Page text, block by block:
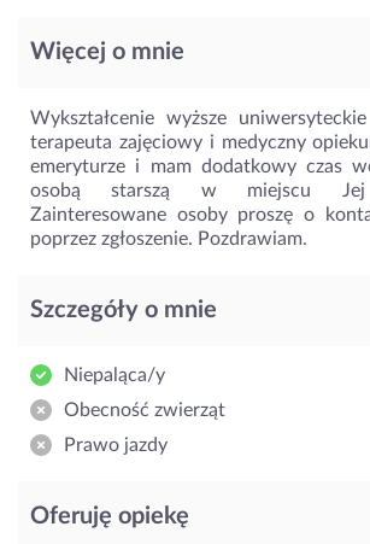
Więcej o mnie
Wykształcenie wyższe
terapeuta zajęciowy i medyczny
emeryturze i mam dodatkowy czas
osobą starszą w miejscu Jej
Zainteresowane osoby proszę o
poprzez zgłoszenie. Pozdrawiam.
Szczegóły o mnie
Niepaląca/y
Obecność zwierząt
Prawo jazdy
Oferuję opiekę